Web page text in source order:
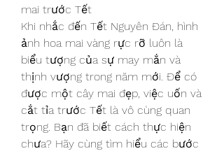
mai trước Tết
Khi nhắc đến Tết Nguyên Đán, hình
ảnh hoa mai vàng rực rỡ luôn là
biểu tượng của sự may mắn và
thịnh vượng trong năm mới. Để có
được một cây mai đẹp, việc uốn và
cắt tỉa trước Tết là vô cùng quan
trọng. Bạn đã biết cách thực hiện
chưa? Hãy cùng tìm hiểu các bước